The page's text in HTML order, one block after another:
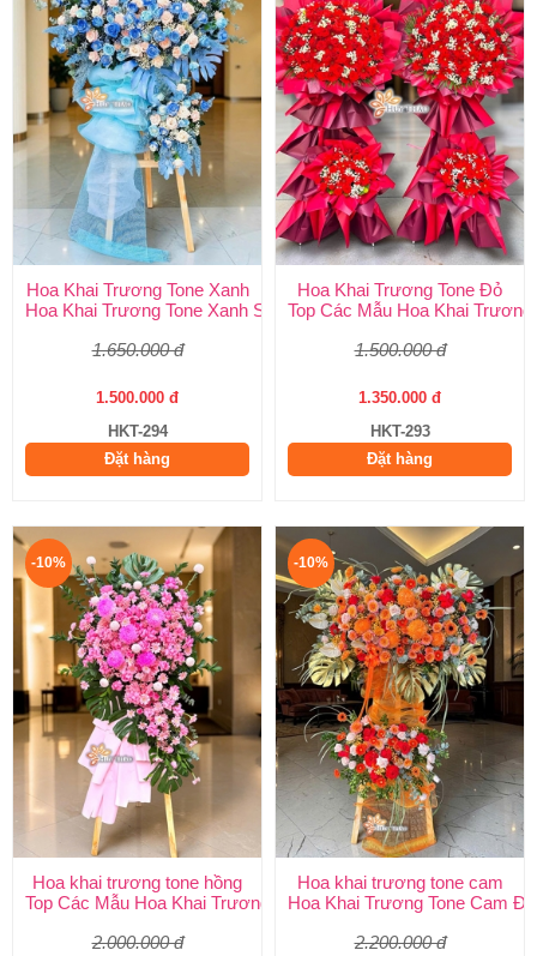
Hoa Khai Trương Tone Xanh
Hoa Khai Trương Tone Xanh Sang Trọng, Độc Đáo | Shop Hoa
1.650.000 đ
1.500.000 đ
HKT-294
Đặt hàng
Hoa Khai Trương Tone Đỏ
Top Các Mẫu Hoa Khai
1.500.000 đ
1.350.000 đ
HKT-293
Đặt hàng
-10%
Hoa khai trương tone hồng
Top Các Mẫu Hoa Khai Trương Tone Hồng Đẹp, Sang Trọng,
2.000.000 đ
-10%
Hoa khai trương tone cam
Hoa Khai Trương Tone Cam
2.200.000 đ